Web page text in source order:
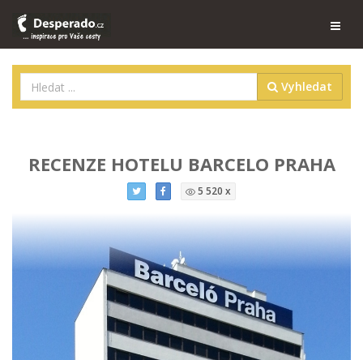
Vyhledat
RECENZE HOTELU BARCELO PRAHA
5 520 x